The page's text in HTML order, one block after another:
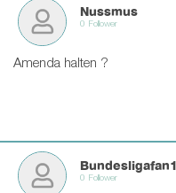
Nussmus
0 Follower
Amenda halten ?
0 Follower